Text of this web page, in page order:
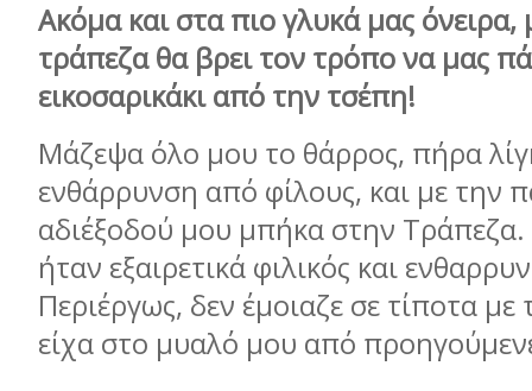
Ακόμα και στα πιο γλυκά μας
τράπεζα θα βρει τον τρόπο να μας
εικοσαρικάκι από την τσέπη!
Μάζεψα όλο μου το θάρρος, πήρα
ενθάρρυνση από φίλους, και με την
αδιέξοδού μου μπήκα στην Τράπεζα.
ήταν εξαιρετικά φιλικός και
Περιέργως, δεν έμοιαζε σε τίποτα με
είχα στο μυαλό μου από